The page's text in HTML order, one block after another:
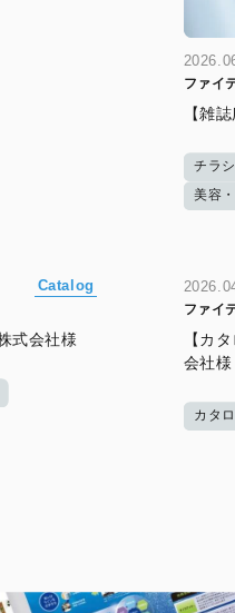
ファイ
【雑
チラ
美容
Catalog
式会社様
ファイ
【カ
会社様
カタ